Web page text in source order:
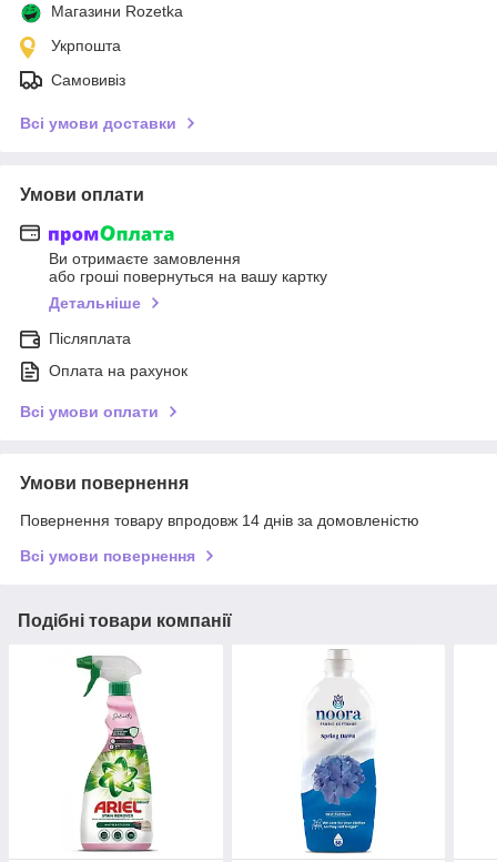
Магазини Rozetka
Укрпошта
Самовивіз
Всі умови доставки
Умови оплати
Ви отримаєте замовлення
або гроші повернуться на вашу картку
Детальніше
Післяплата
Оплата на рахунок
Всі умови оплати
Умови повернення
Повернення товару впродовж 14 днів за домовленістю
Всі умови повернення
Подібні товари компанії